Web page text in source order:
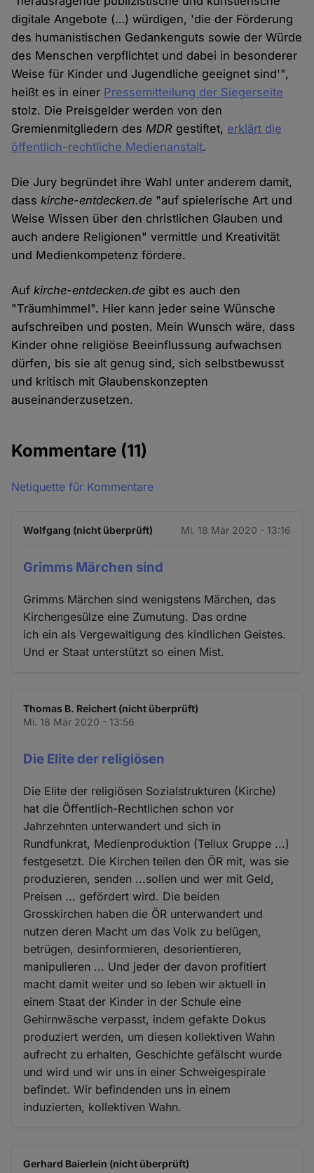
digitale Angebote (…) würdigen, 'die der Förderung
des humanistischen Gedankenguts sowie der Würde
des Menschen verpflichtet und dabei in besonderer
Weise für Kinder und Jugendliche geeignet sind'",
heißt es in einer Pressemitteilung der Siegerseite
stolz. Die Preisgelder werden von den
Gremienmitgliedern des MDR gestiftet, erklärt die
öffentlich-rechtliche Medienanstalt.
Die Jury begründet ihre Wahl unter anderem damit,
dasskirche-entdecken.de "auf spielerische Art und
Weise Wissen über den christlichen Glauben und
auch andere Religionen" vermittle und Kreativität
und Medienkompetenz fördere.
Aufkirche-entdecken.de gibt es auch den
"Träumhimmel". Hier kann jeder seine Wünsche
aufschreiben und posten. Mein Wunsch wäre, dass
Kinder ohne religiöse Beeinflussung aufwachsen
dürfen, bis sie alt genug sind, sich selbstbewusst
und kritisch mit Glaubenskonzepten
auseinanderzusetzen.
Kommentare (11)
Netiquette für Kommentare
Wolfgang (nicht überprüft) Mi. 18 Mär 2020 - 13:16
Grimms Märchen sind
Grimms Märchen sind wenigstens Märchen, das
Kirchengesülze eine Zumutung. Das ordne
ich ein als Vergewaltigung des kindlichen Geistes.
Und er Staat unterstützt so einen Mist.
Thomas B. Reichert (nicht überprüft)
Mi. 18 Mär 2020 - 13:56
Die Elite der religiösen
Die Elite der religiösen Sozialstrukturen (Kirche)
hat die Öffentlich-Rechtlichen schon vor
Jahrzehnten unterwandert und sich in
Rundfunkrat, Medienproduktion (Tellux Gruppe ...)
festgesetzt. Die Kirchen teilen den ÖR mit, was sie
produzieren, senden ...sollen und wer mit Geld,
Preisen ... gefördert wird. Die beiden
Grosskirchen haben die ÖR unterwandert und
nutzen deren Macht um das Volk zu belügen,
betrügen, desinformieren, desorientieren,
manipulieren ... Und jeder der davon profitiert
macht damit weiter und so leben wir aktuell in
einem Staat der Kinder in der Schule eine
Gehirnwäsche verpasst, indem gefakte Dokus
produziert werden, um diesen kollektiven Wahn
aufrecht zu erhalten, Geschichte gefälscht wurde
und wird und wir uns in einer Schweigespirale
befindet. Wir befindenden uns in einem
induzierten, kollektiven Wahn.
Gerhard Baierlein (nicht überprüft)